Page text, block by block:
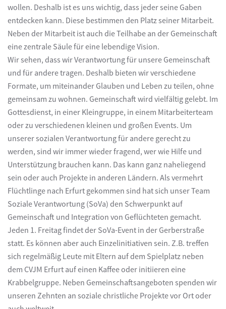
wollen. Deshalb ist es uns wichtig, dass jeder seine Gaben
entdecken kann. Diese bestimmen den Platz seiner Mitarbeit.
Neben der Mitarbeit ist auch die Teilhabe an der Gemeinschaft
eine zentrale Säule für eine lebendige Vision.
Wir sehen, dass wir Verantwortung für unsere Gemeinschaft
und für andere tragen. Deshalb bieten wir verschiedene
Formate, um miteinander Glauben und Leben zu teilen, ohne
gemeinsam zu wohnen. Gemeinschaft wird vielfältig gelebt. Im
Gottesdienst, in einer Kleingruppe, in einem Mitarbeiterteam
oder zu verschiedenen kleinen und großen Events. Um
unserer sozialen Verantwortung für andere gerecht zu
werden, sind wir immer wieder fragend, wer wie Hilfe und
Unterstützung brauchen kann. Das kann ganz naheliegend
sein oder auch Projekte in anderen Ländern. Als vermehrt
Flüchtlinge nach Erfurt gekommen sind hat sich unser Team
Soziale Verantwortung (SoVa) den Schwerpunkt auf
Gemeinschaft und Integration von Geflüchteten gemacht.
Jeden 1. Freitag findet der SoVa-Event in der Gerberstraße
statt. Es können aber auch Einzelinitiativen sein. Z.B. treffen
sich regelmäßig Leute mit Eltern auf dem Spielplatz neben
dem CVJM Erfurt auf einen Kaffee oder initiieren eine
Krabbelgruppe. Neben Gemeinschaftsangeboten spenden wir
unseren Zehnten an soziale christliche Projekte vor Ort oder